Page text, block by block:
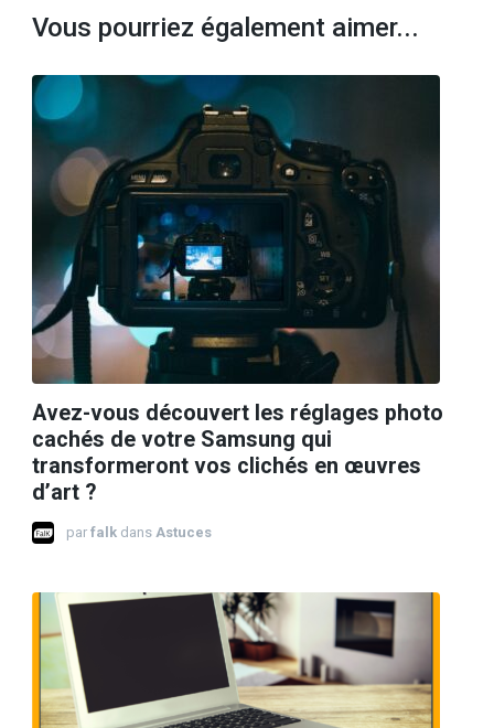
Vous pourriez également aimer...
Avez-vous découvert les réglages photo
cachés de votre Samsung qui
transformeront vos clichés en œuvres
d’art ?
par falk dans Astuces